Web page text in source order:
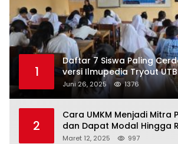
1
Daftar 7 Siswa Paling
versi Ilmupedia Tryout
Juni 26, 2025 1376
2
Cara UMKM Menjadi Mitra
dan Dapat Modal Hingga
Maret 12, 2025 997